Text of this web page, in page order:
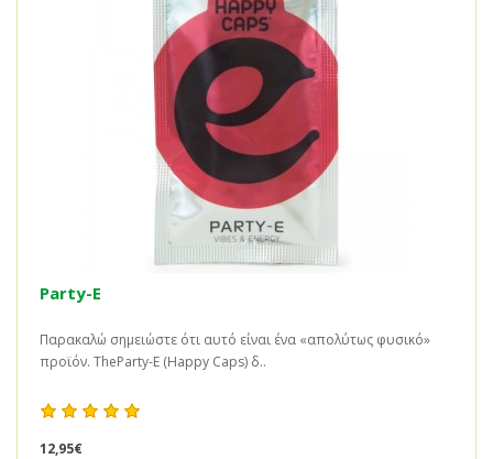
Party-E
Παρακαλώ σημειώστε ότι αυτό είναι ένα «απολύτως φυσικό»
προϊόν. TheParty-E (Happy Caps) δ..
12,95€